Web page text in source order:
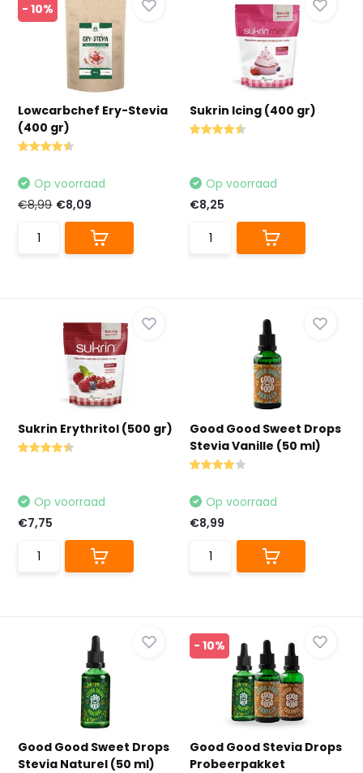
- 10%
Lowcarbchef Ery-Stevia
(400 gr)
Op voorraad
€8,99 €8,09
Sukrin Icing (400 gr)
Op voorraad
€8,25
Sukrin Erythritol (500 gr)
Op voorraad
€7,75
Good Good Sweet Drops
Stevia Vanille (50 ml)
Op voorraad
€8,99
Good Good Sweet Drops
Stevia Naturel (50 ml)
- 10%
Good Good Stevia Drops
Probeerpakket